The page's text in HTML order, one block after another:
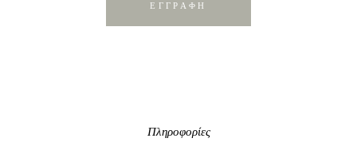
ΕΓΓΡΑΦΗ
Πληροφορίες